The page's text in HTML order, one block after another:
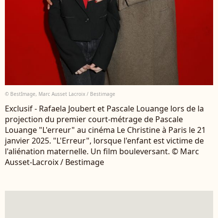
© BestImage, Marc Ausset Lacroix / Bestimage
Exclusif - Rafaela Joubert et Pascale Louange lors de la
projection du premier court-métrage de Pascale
Louange "L'erreur" au cinéma Le Christine à Paris le 21
janvier 2025. "L'Erreur", lorsque l'enfant est victime de
l'aliénation maternelle. Un film bouleversant. © Marc
Ausset-Lacroix / Bestimage